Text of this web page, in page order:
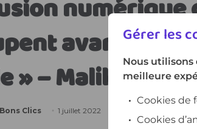
Gérer les
Nous utilisons
meilleure
Cookies de
Cookies